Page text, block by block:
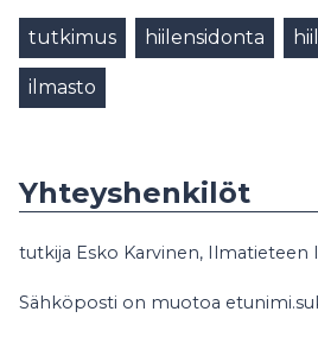
tutkimus hiilensidonta
ilmasto
Yhteyshenkilöt
tutkija Esko Karvinen, Ilmatieteen
Sähköposti on muotoa